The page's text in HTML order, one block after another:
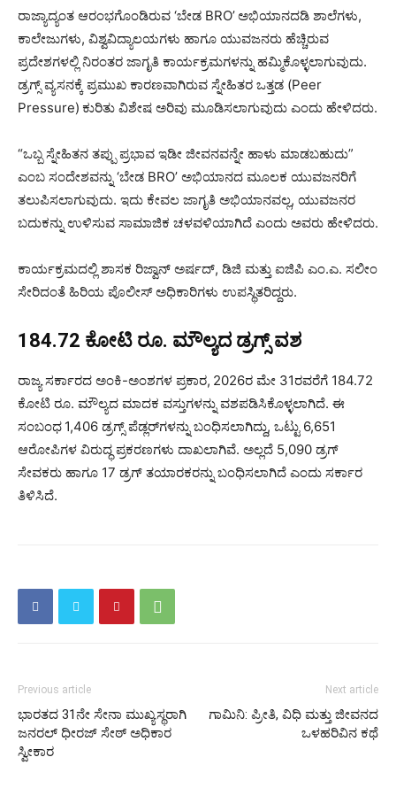
ರಾಜ್ಯಾದ್ಯಂತ ಆರಂಭಗೊಂಡಿರುವ ‘ಬೇಡ BRO’ಅಭಿಯಾನದಡಿ ಶಾಲೆಗಳು,
ಕಾಲೇಜುಗಳು, ವಿಶ್ವವಿದ್ಯಾಲಯಗಳು ಹಾಗೂ ಯುವಜನರು ಹೆಚ್ಚಿರುವ
ಪ್ರದೇಶಗಳಲ್ಲಿ ನಿರಂತರ ಜಾಗೃತಿ ಕಾರ್ಯಕ್ರಮಗಳನ್ನು ಹಮ್ಮಿಕೊಳ್ಳಲಾಗುವುದು.
ಡ್ರಗ್ಸ್ ವ್ಯಸನಕ್ಕೆ ಪ್ರಮುಖ ಕಾರಣವಾಗಿರುವ ಸ್ನೇಹಿತರ ಒತ್ತಡ (Peer
Pressure) ಕುರಿತು ವಿಶೇಷ ಅರಿವು ಮೂಡಿಸಲಾಗುವುದು ಎಂದು ಹೇಳಿದರು.
“ಒಬ್ಬ ಸ್ನೇಹಿತನ ತಪ್ಪು ಪ್ರಭಾವ ಇಡೀ ಜೀವನವನ್ನೇ ಹಾಳು ಮಾಡಬಹುದು”
ಎಂಬ ಸಂದೇಶವನ್ನು ‘ಬೇಡ BRO’ ಅಭಿಯಾನದ ಮೂಲಕ ಯುವಜನರಿಗೆ
ತಲುಪಿಸಲಾಗುವುದು. ಇದು ಕೇವಲ ಜಾಗೃತಿ ಅಭಿಯಾನವಲ್ಲ, ಯುವಜನರ
ಬದುಕನ್ನು ಉಳಿಸುವ ಸಾಮಾಜಿಕ ಚಳವಳಿಯಾಗಿದೆ ಎಂದು ಅವರು ಹೇಳಿದರು.
ಕಾರ್ಯಕ್ರಮದಲ್ಲಿ ಶಾಸಕ ರಿಜ್ವಾನ್ ಅರ್ಷದ್, ಡಿಜಿ ಮತ್ತು ಐಜಿಪಿ ಎಂ.ಎ. ಸಲೀಂ
ಸೇರಿದಂತೆ ಹಿರಿಯ ಪೊಲೀಸ್ ಅಧಿಕಾರಿಗಳು ಉಪಸ್ಥಿತರಿದ್ದರು.
184.72 ಕೋಟಿ ರೂ. ಮೌಲ್ಯದ ಡ್ರಗ್ಸ್ ವಶ
ರಾಜ್ಯ ಸರ್ಕಾರದ ಅಂಕಿ-ಅಂಶಗಳ ಪ್ರಕಾರ, 2026ರ ಮೇ 31ರವರೆಗೆ 184.72
ಕೋಟಿ ರೂ. ಮೌಲ್ಯದ ಮಾದಕ ವಸ್ತುಗಳನ್ನು ವಶಪಡಿಸಿಕೊಳ್ಳಲಾಗಿದೆ. ಈ
ಸಂಬಂಧ 1,406 ಡ್ರಗ್ಸ್ ಪೆಡ್ಲರ್‌ಗಳನ್ನು ಬಂಧಿಸಲಾಗಿದ್ದು, ಒಟ್ಟು 6,651
ಆರೋಪಿಗಳ ವಿರುದ್ಧ ಪ್ರಕರಣಗಳು ದಾಖಲಾಗಿವೆ. ಅಲ್ಲದೆ 5,090 ಡ್ರಗ್
ಸೇವಕರು ಹಾಗೂ 17 ಡ್ರಗ್ ತಯಾರಕರನ್ನು ಬಂಧಿಸಲಾಗಿದೆ ಎಂದು ಸರ್ಕಾರ
ತಿಳಿಸಿದೆ.
Previous article
ಭಾರತದ 31ನೇ ಸೇನಾ ಮುಖ್ಯಸ್ಥರಾಗಿ
ಜನರಲ್ ಧೀರಜ್ ಸೇಠ್ ಅಧಿಕಾರ
ಸ್ವೀಕಾರ
Next article
ಗಾಮಿನಿ: ಪ್ರೀತಿ, ವಿಧಿ ಮತ್ತು ಜೀವನದ
ಒಳಹರಿವಿನ ಕಥೆ